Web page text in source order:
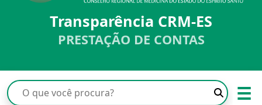
Transparência CRM-ES
PRESTAÇÃO DE CONTAS
☰